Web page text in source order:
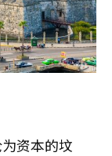
资本的坟